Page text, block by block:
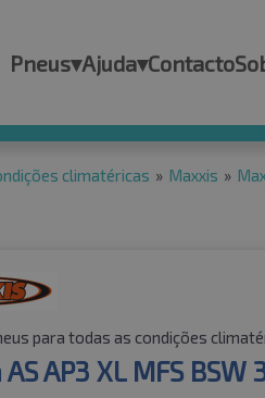
Pneus▾Ajuda▾Contacto
climatéricas » Maxxis »
para todas as condições
AP3 XL MFS BSW